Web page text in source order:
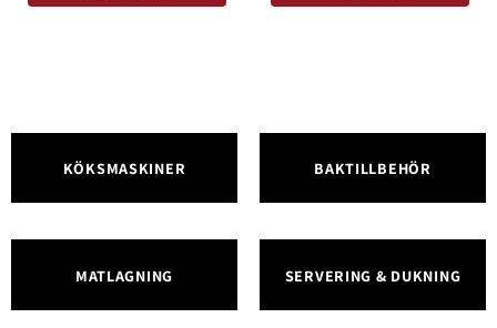
KÖKSMASKINER BAKTILLBEHÖR
MATLAGNING SERVERING & DUKNING